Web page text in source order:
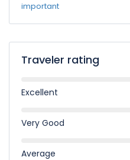
Traveler rating
Excellent
Very Good
Average